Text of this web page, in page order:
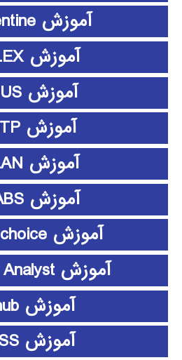
آموزش clementine
آموزش CPLEX
آموزش EDIUS
آموزش EMTP
آموزش ePLAN
آموزش ETABS
آموزش expert choice
آموزش Frontier Analyst
آموزش github
آموزش HFSS